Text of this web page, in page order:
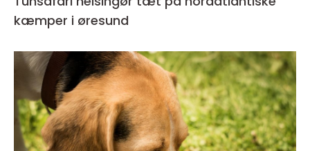
kæmper i øresund